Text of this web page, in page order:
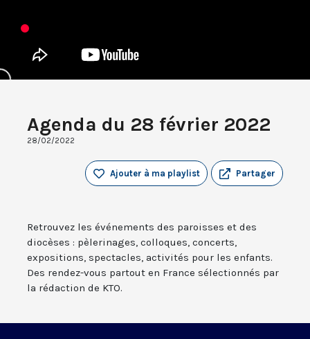
Agenda du 28 février 2022
28/02/2022
Partager
Ajouter à ma playlist
Retrouvez les événements des paroisses et des
diocèses : pèlerinages, colloques, concerts,
expositions, spectacles, activités pour les enfants.
Des rendez-vous partout en France sélectionnés par
la rédaction de KTO.